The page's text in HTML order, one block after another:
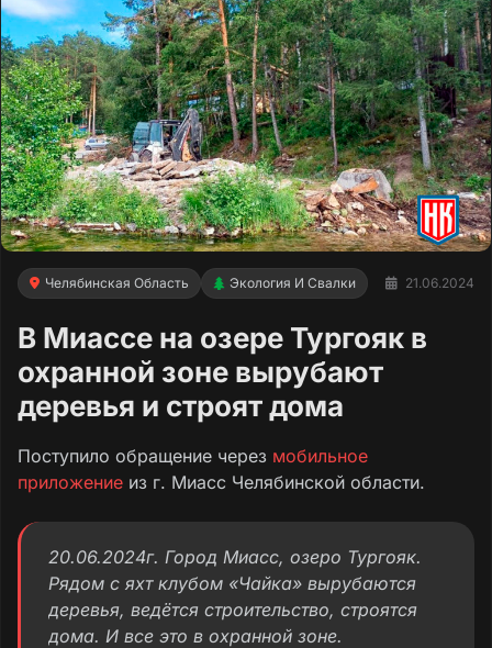
Челябинская Область Экология И Свалки 21.06.2024
В Миассе на озере Тургояк в
охранной зоне вырубают
деревья и строят дома
Поступило обращение через мобильное
приложение из г. Миасс Челябинской области.
20.06.2024г. Город Миасс, озеро Тургояк.
Рядом с яхт клубом «Чайка» вырубаются
деревья, ведётся строительство, строятся
дома. И все это в охранной зоне.